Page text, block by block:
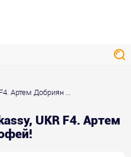
Артем Добриян ...
UKR F4. Артем